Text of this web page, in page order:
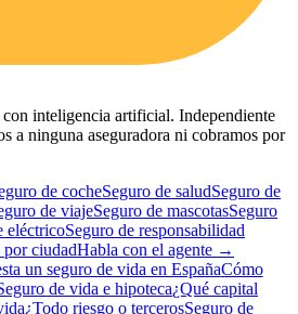
inteligencia artificial. Independiente
a ninguna aseguradora ni cobramos por
de cocheSeguro de saludSeguro de
de viajeSeguro de mascotasSeguro
eléctricoSeguro de responsabilidad
por ciudadHabla con el agente →
un seguro de vida en EspañaCómo
de vida e hipoteca¿Qué capital
¿Todo riesgo o tercerosSeguro de